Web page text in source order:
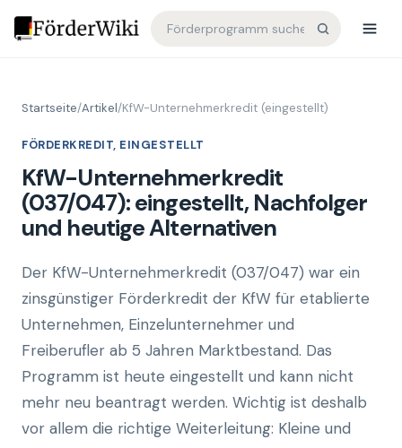
Startseite/Artikel/KfW-Unternehmerkredit (eingestellt)
FÖRDERKREDIT, EINGESTELLT
KfW-Unternehmerkredit
(037/047): eingestellt, Nachfolger
und heutige Alternativen
Der KfW-Unternehmerkredit (037/047) war ein
zinsgünstiger Förderkredit der KfW für etablierte
Unternehmen, Einzelunternehmer und
Freiberufler ab 5 Jahren Marktbestand. Das
Programm ist heute eingestellt und kann nicht
mehr neu beantragt werden. Wichtig ist deshalb
vor allem die richtige Weiterleitung: Kleine und